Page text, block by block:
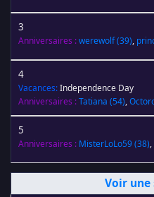
3
Anniversaires :werewolf(39),
4
Vacances:Independence Day
Anniversaires :Tatiana (54),
5
Anniversaires : MisterLoLo59(38),